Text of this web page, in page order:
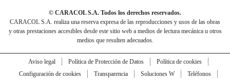
© CARACOL S.A. Todos los derechos reservados.
CARACOL S.A. realiza una reserva expresa de las reproducciones y usos de las obras
y otras prestaciones accesibles desde este sitio web a medios de lectura mecánica u otros
medios que resulten adecuados.
Aviso legal Política de Protección de Datos
Política de cookies
Configuración de cookies
Transparencia Soluciones W
Teléfonos